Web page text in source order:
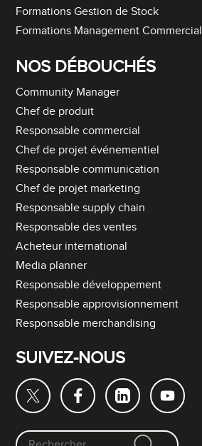
Formations Gestion de Stock
Formations Management Commercial
NOS DÉBOUCHÉS
Community Manager
Chef de produit
Responsable commercial
Chef de projet événementiel
Responsable communication
Chef de projet marketing
Responsable supply chain
Responsable des ventes
Acheteur international
Media planner
Responsable développement
Responsable approvisionnement
Responsable merchandising
SUIVEZ-NOUS